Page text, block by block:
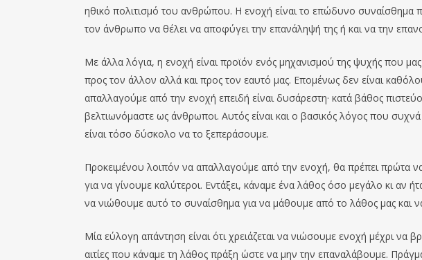
ηθικό πολιτισμό του ανθρώπου. Η ενοχή είναι το επώδυνο συναίσθημα
τον άνθρωπο να θέλει να αποφύγει την επανάληψή της ή και να την
Με άλλα λόγια, η ενοχή είναι προϊόν ενός μηχανισμού της ψυχής που μας
προς τον άλλον αλλά και προς τον εαυτό μας. Επομένως δεν είναι
απαλλαγούμε από την ενοχή επειδή είναι δυσάρεστη· κατά βάθος
βελτιωνόμαστε ως άνθρωποι. Αυτός είναι και ο βασικός λόγος που
είναι τόσο δύσκολο να το ξεπεράσουμε.
Προκειμένου λοιπόν να απαλλαγούμε από την ενοχή, θα πρέπει πρώτα
για να γίνουμε καλύτεροι. Εντάξει, κάναμε ένα λάθος όσο μεγάλο κι αν
να νιώθουμε αυτό το συναίσθημα για να μάθουμε από το λάθος μας και
Μία εύλογη απάντηση είναι ότι χρειάζεται να νιώσουμε ενοχή μέχρι να
αιτίες που κάναμε τη λάθος πράξη ώστε να μην την επαναλάβουμε.